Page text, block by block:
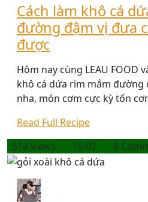
Cách làm khô cá
đường đậm vị đưa
được
Hôm nay cùng LEAU FOOD
khô cá dứa rim mắm đường
nha, món cơm cực kỳ tốn
Read Full Recipe
514 views
15:07 0